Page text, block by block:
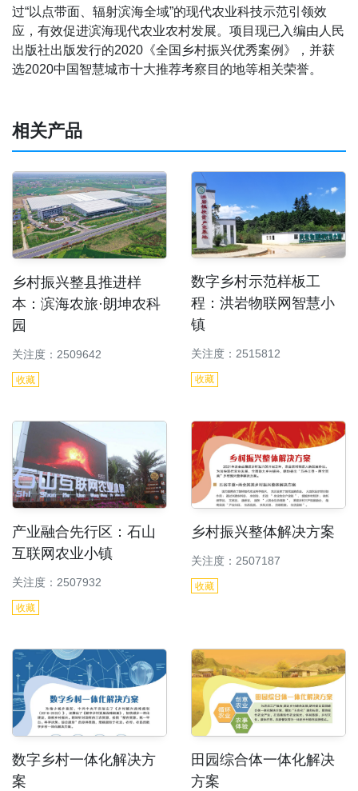
过“以点带面、辐射滨海全域”的现代农业科技示范引领效
应，有效促进滨海现代农业农村发展。项目现已入编由人民
出版社出版发行的2020《全国乡村振兴优秀案例》，并获
选2020中国智慧城市十大推荐考察目的地等相关荣誉。
相关产品
乡村振兴整县推进样
本：滨海农旅·朗坤农科
园
关注度：2509642
收藏
数字乡村示范样板工
程：洪岩物联网智慧小
镇
关注度：2515812
收藏
产业融合先行区：石山
互联网农业小镇
关注度：2507932
收藏
乡村振兴整体解决方案
关注度：2507187
收藏
数字乡村一体化解决方
案
田园综合体一体化解决
方案